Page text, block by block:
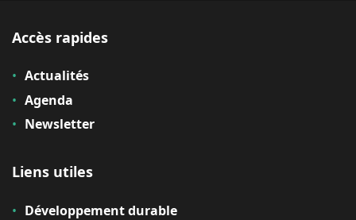
Accès rapides
Actualités
Agenda
Newsletter
Liens utiles
Développement durable